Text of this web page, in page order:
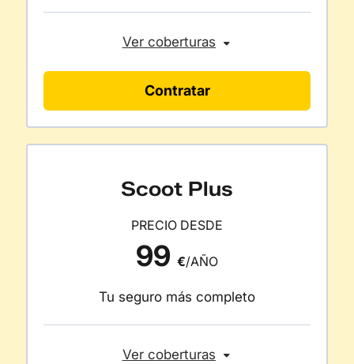
Ver coberturas
Contratar
Scoot Plus
PRECIO DESDE
99 €/AÑO
Tu seguro más completo
Ver coberturas